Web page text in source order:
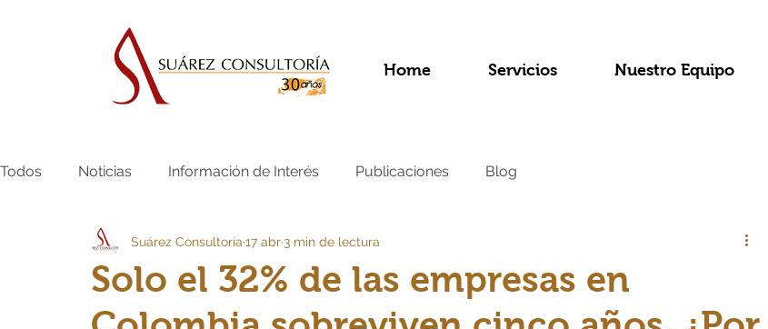
Home Servicios Nuestro Equipo
Todos Noticias Información de Interés Publicaciones Blog
Solo el 32% de las empresas en
Suárez Consultoría 17 abr3 min de lectura